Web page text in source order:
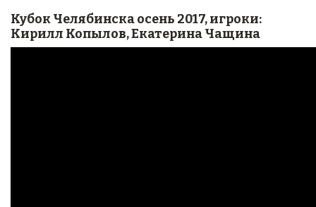
Кубок Челябинска осень 2017, игроки:
Кирилл Копылов, Екатерина Чащина